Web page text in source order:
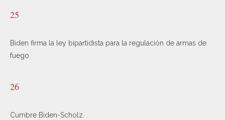
25
Biden firma la ley bipartidista para la regulación de armas de
fuego.
26
Cumbre Biden-Scholz.